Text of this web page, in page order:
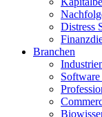
Distress
Branchen